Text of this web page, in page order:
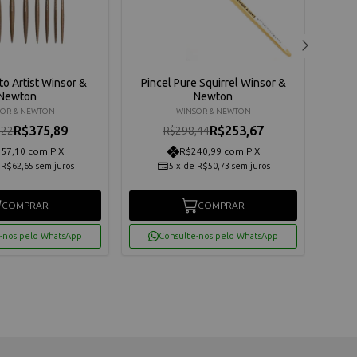
Artist Winsor &
& NEWTON
R$375,89
com PIX
R$62,65 sem juros
COMPRAR
nos pelo WhatsApp
Pincel Pure Squirrel Winsor &
Newton
WINSOR & NEWTON
R$298,44R$253,67
R$240,99 com PIX
5 x de R$50,73 sem juros
COMPRAR
Consulte-nos pelo WhatsApp